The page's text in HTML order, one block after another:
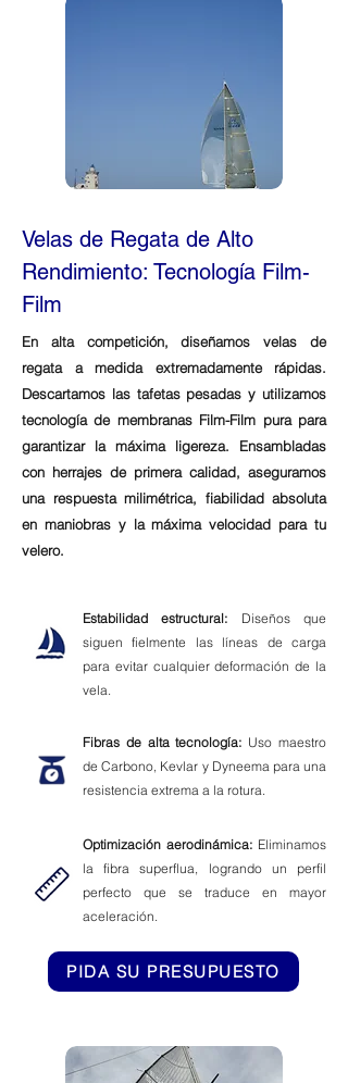
Velas de Regata de Alto
Rendimiento: Tecnología Film-
Film
En alta competición, diseñamos velas de
regata a medida extremadamente rápidas.
Descartamos las tafetas pesadas y utilizamos
tecnología de membranas Film-Film pura para
garantizar la máxima ligereza. Ensambladas
con herrajes de primera calidad, aseguramos
una respuesta milimétrica, fiabilidad absoluta
en maniobras y la máxima velocidad para tu
velero.
Estabilidad estructural: Diseños que
siguen fielmente las líneas de carga
para evitar cualquier deformación de la
vela.
Fibras de alta tecnología: Uso maestro
de Carbono, Kevlar y Dyneema para una
resistencia extrema a la rotura.
Optimización aerodinámica: Eliminamos
la fibra superflua, logrando un perfil
perfecto que se traduce en mayor
aceleración.
PIDA SU PRESUPUESTO